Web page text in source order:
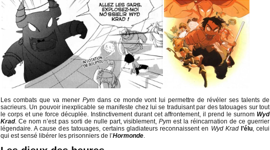
Les combats que va mener Pym dans ce monde vont lui permettre de révéler ses talents de
sacrieurs. Un pouvoir inexplicable se manifeste chez lui se traduisant par des tatouages sur tout
le corps et une force décuplée. Instinctivement durant cet affrontement, il prend le surnom Wyd
Krad. Ce nom n’est pas sorti de nulle part, visiblement,Pymest la réincarnation de ce guerrier
légendaire. A cause des tatouages, certains gladiateurs reconnaissent en Wyd Krad l’élu, celui
qui est sensé libérer les prisonniers de l’Hormonde.